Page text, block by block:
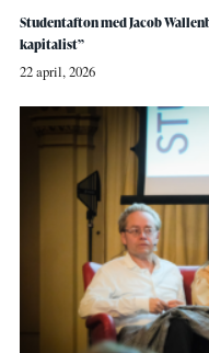
Studentafton med Jacob
kapitalist”
22 april, 2026